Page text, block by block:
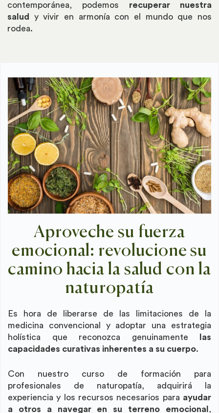
contemporánea, podemos recuperar nuestra
salud
y vivir en armonía con el mundo que nos
rodea.
Aproveche su fuerza
emocional: revolucione su
camino hacia la salud con la
naturopatía
Es hora de liberarse de las limitaciones de la
medicina convencional y adoptar una estrategia
holística que reconozca genuinamente
las
capacidades curativas inherentes a su cuerpo.
Con nuestro curso de formación para
profesionales de naturopatía, adquirirá la
experiencia y los recursos necesarios para ayudar
a otros a navegar en su terreno emocional ,